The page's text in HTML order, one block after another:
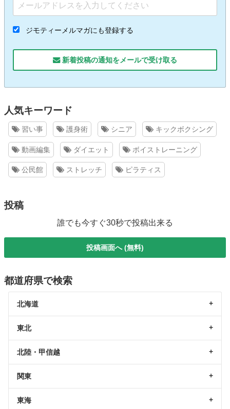
ジモティーメルマガにも登録する
新着投稿の通知をメールで受け取る
人気キーワード
習い事 護身術 シニア キックボクシング
動画編集 ダイエット ボイストレーニング
公民館 ストレッチ ピラティス
投稿
誰でも今すぐ30秒で投稿出来る
投稿画面へ (無料)
都道府県で検索
北海道
東北
北陸・甲信越
関東
東海